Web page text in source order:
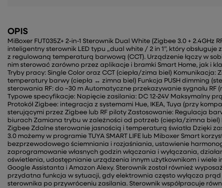
OPIS
MiBoxer FUT035Z+ 2-in-1 Sterownik Dual White (Zigbee 3.0 + 2.4GHz
inteligentny sterownik LED typu „dual white / 2 in 1”, który
z regulowaną temperaturą barwową (CCT). Urządzenie łączy w
nim sterować zarówno przez aplikacje i bramki Smart Home, jak i
Tryby pracy: Single Color oraz CCT (ciepła/zima biel) Komunikacja:
temperatury barwy (ciepła ↔ zimna biel) Funkcja PUSH dimming
sterowania RF: do ~30 m Automatyczne przekazywanie sygnału
Typowe specyfikacje: Napięcie zasilania: DC 12-24V Maksymalny
Protokół Zigbee: integracja z systemami Hue, IKEA, Tuya (przy
sterującymi przez Zigbee lub RF piloty Zastosowanie: Regulacja
biurach Zamiana trybu w zależności od potrzeb (ciepła/zimna
Zigbee Zdalne sterowanie jasnością i temperaturą światła Dzięki
3.0 możemy w programie TUYA SMART LIFE lub Miboxer Smart
bezprzewodowego ściemniania i rozjaśniania, ustawienie
zaprogramowanie własnych godzin włączania i wyłączania,
oświetlenia, udostępnianie urządzenia innym użytkownikom i wiele
Google Assistanta i Amazon Alexy. Sterownik został również
przydatna funkcja w sytuacji, gdy elektrownia często wyłącza
sterownika po przywróceniu zasilania. Sterownik współpracuje